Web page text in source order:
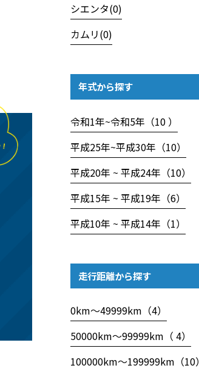
シエンタ(0)
カムリ(0)
年式から探す
令和1年~令和5年（10 ）
平成25年~平成30年（10）
平成20年 ~ 平成24年（10）
平成15年 ~ 平成19年（6）
平成10年 ~ 平成14年（1）
走行距離から探す
0km〜49999km（4）
50000km〜99999km（ 4）
100000km〜199999km（10）